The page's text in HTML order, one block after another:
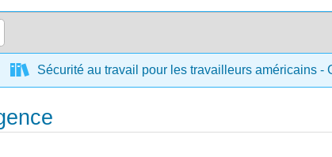
Sécurité au travail pour les travailleurs américains